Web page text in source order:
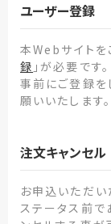
ユーザー登録
本Webサイトを
録 」が必要です。
事前にご登録を
願いいたします。
注文キャンセル
お申込いただい
ステータス前で